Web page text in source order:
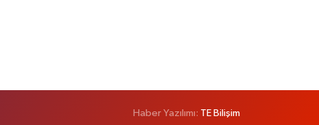
Haber Yazılımı: TE Bilişim